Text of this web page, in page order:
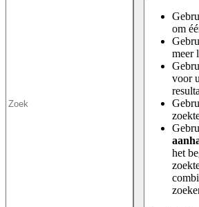
om
meer
voor
het